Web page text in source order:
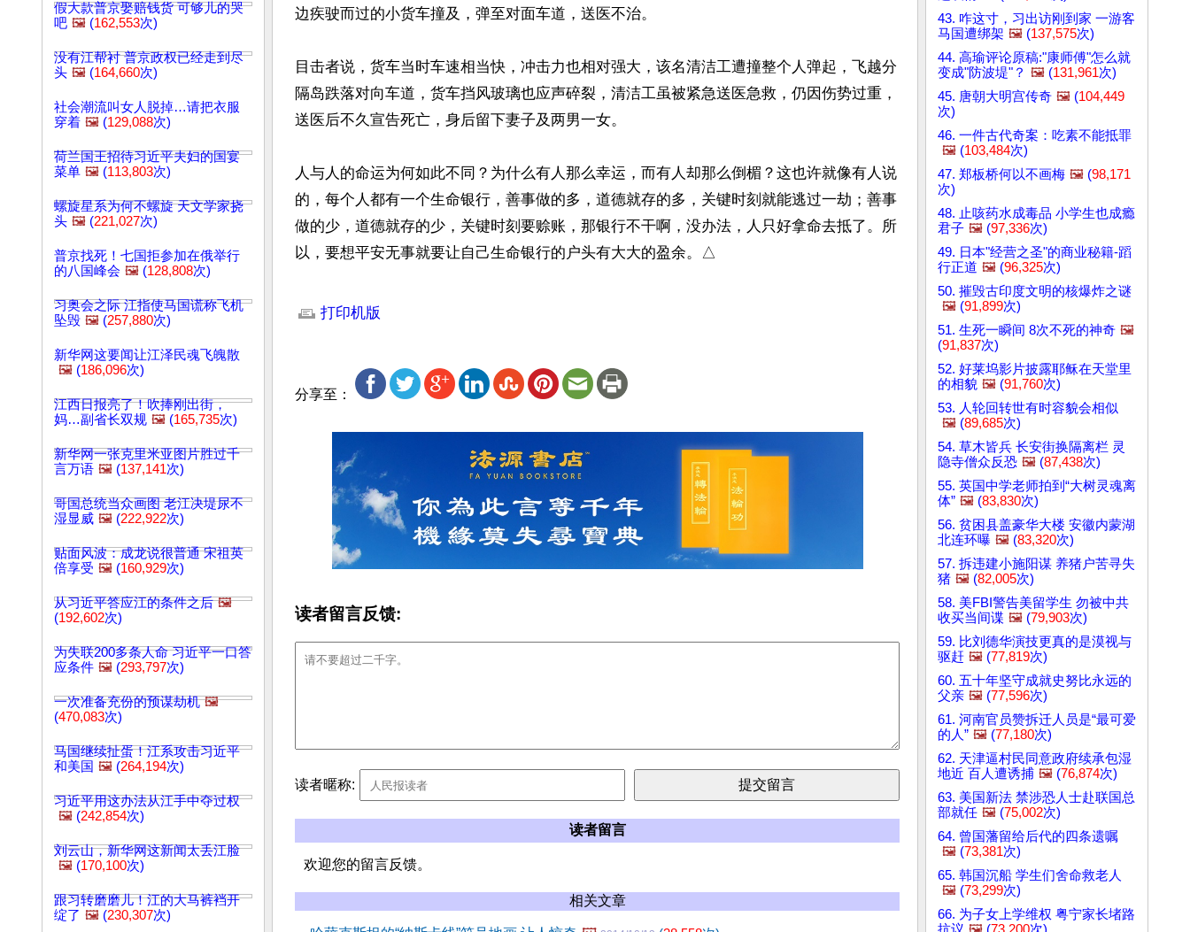
假大款普京娶赔钱货 可够儿的哭
吧 🖼️ (162,553次)
没有江帮衬 普京政权已经走到尽
头 🖼️ (164,660次)
社会潮流叫女人脱掉…请把衣服
穿着 🖼️ (129,088次)
荷兰国王招待习近平夫妇的国宴
菜单 🖼️ (113,803次)
螺旋星系为何不螺旋 天文学家挠
头 🖼️ (221,027次)
普京找死！七国拒参加在俄举行
的八国峰会 🖼️ (128,808次)
习奥会之际 江指使马国谎称飞机
坠毁 🖼️ (257,880次)
新华网这要闻让江泽民魂飞魄散
🖼️ (186,096次)
江西日报亮了！吹捧刚出街，
妈…副省长双规 🖼️ (165,735次)
新华网一张克里米亚图片胜过千
言万语 🖼️ (137,141次)
哥国总统当众画图 老江决堤尿不
湿显威 🖼️ (222,922次)
贴面风波：成龙说很普通 宋祖英
倍享受 🖼️ (160,929次)
从习近平答应江的条件之后 🖼️
(192,602次)
为失联200多条人命 习近平一口答
应条件 🖼️ (293,797次)
一次准备充份的预谋劫机 🖼️
(470,083次)
马国继续扯蛋！江系攻击习近平
和美国 🖼️ (264,194次)
习近平用这办法从江手中夺过权
🖼️ (242,854次)
刘云山，新华网这新闻太丢江脸
🖼️ (170,100次)
跟习转磨磨儿！江的大马裤裆开
绽了 🖼️ (230,307次)
边疾驶而过的小货车撞及，弹至对面车道，送医不治。
目击者说，货车当时车速相当快，冲击力也相对强大，该名清洁工遭撞整个人弹起，飞越分
隔岛跌落对向车道，货车挡风玻璃也应声碎裂，清洁工虽被紧急送医急救，仍因伤势过重，
送医后不久宣告死亡，身后留下妻子及两男一女。
人与人的命运为何如此不同？为什么有人那么幸运，而有人却那么倒楣？这也许就像有人说
的，每个人都有一个生命银行，善事做的多，道德就存的多，关键时刻就能逃过一劫；善事
做的少，道德就存的少，关键时刻要赊账，那银行不干啊，没办法，人只好拿命去抵了。所
以，要想平安无事就要让自己生命银行的户头有大大的盈余。△
打印机版
分享至：
读者留言反馈:
读者暱称:
读者留言
欢迎您的留言反馈。
相关文章
43. 咋这寸，习出访刚到家 一游客
马国遭绑架 🖼️ (137,575次)
44. 高瑜评论原稿:"康师傅"怎么就
变成"防波堤"？ 🖼️ (131,961次)
45. 唐朝大明宫传奇 🖼️ (104,449
次)
46. 一件古代奇案：吃素不能抵罪
🖼️ (103,484次)
47. 郑板桥何以不画梅 🖼️ (98,171
次)
48. 止咳药水成毒品 小学生也成瘾
君子 🖼️ (97,336次)
49. 日本"经营之圣"的商业秘籍-蹈
行正道 🖼️ (96,325次)
50. 摧毁古印度文明的核爆炸之谜
🖼️ (91,899次)
51. 生死一瞬间 8次不死的神奇 🖼️
(91,837次)
52. 好莱坞影片披露耶稣在天堂里
的相貌 🖼️ (91,760次)
53. 人轮回转世有时容貌会相似
🖼️ (89,685次)
54. 草木皆兵 长安街换隔离栏 灵
隐寺僧众反恐 🖼️ (87,438次)
55. 英国中学老师拍到“大树灵魂离
体” 🖼️ (83,830次)
56. 贫困县盖豪华大楼 安徽内蒙湖
北连环曝 🖼️ (83,320次)
57. 拆违建小施阳谋 养猪户苦寻失
猪 🖼️ (82,005次)
58. 美FBI警告美留学生 勿被中共
收买当间谍 🖼️ (79,903次)
59. 比刘德华演技更真的是漠视与
驱赶 🖼️ (77,819次)
60. 五十年坚守成就史努比永远的
父亲 🖼️ (77,596次)
61. 河南官员赞拆迁人员是“最可爱
的人” 🖼️ (77,180次)
62. 天津逼村民同意政府续承包湿
地近 百人遭诱捕 🖼️ (76,874次)
63. 美国新法 禁涉恐人士赴联国总
部就任 🖼️ (75,002次)
64. 曾国藩留给后代的四条遗嘱
🖼️ (73,381次)
65. 韩国沉船 学生们舍命救老人
🖼️ (73,299次)
66. 为子女上学维权 粤宁家长堵路
抗议 🖼️ (73,200次)